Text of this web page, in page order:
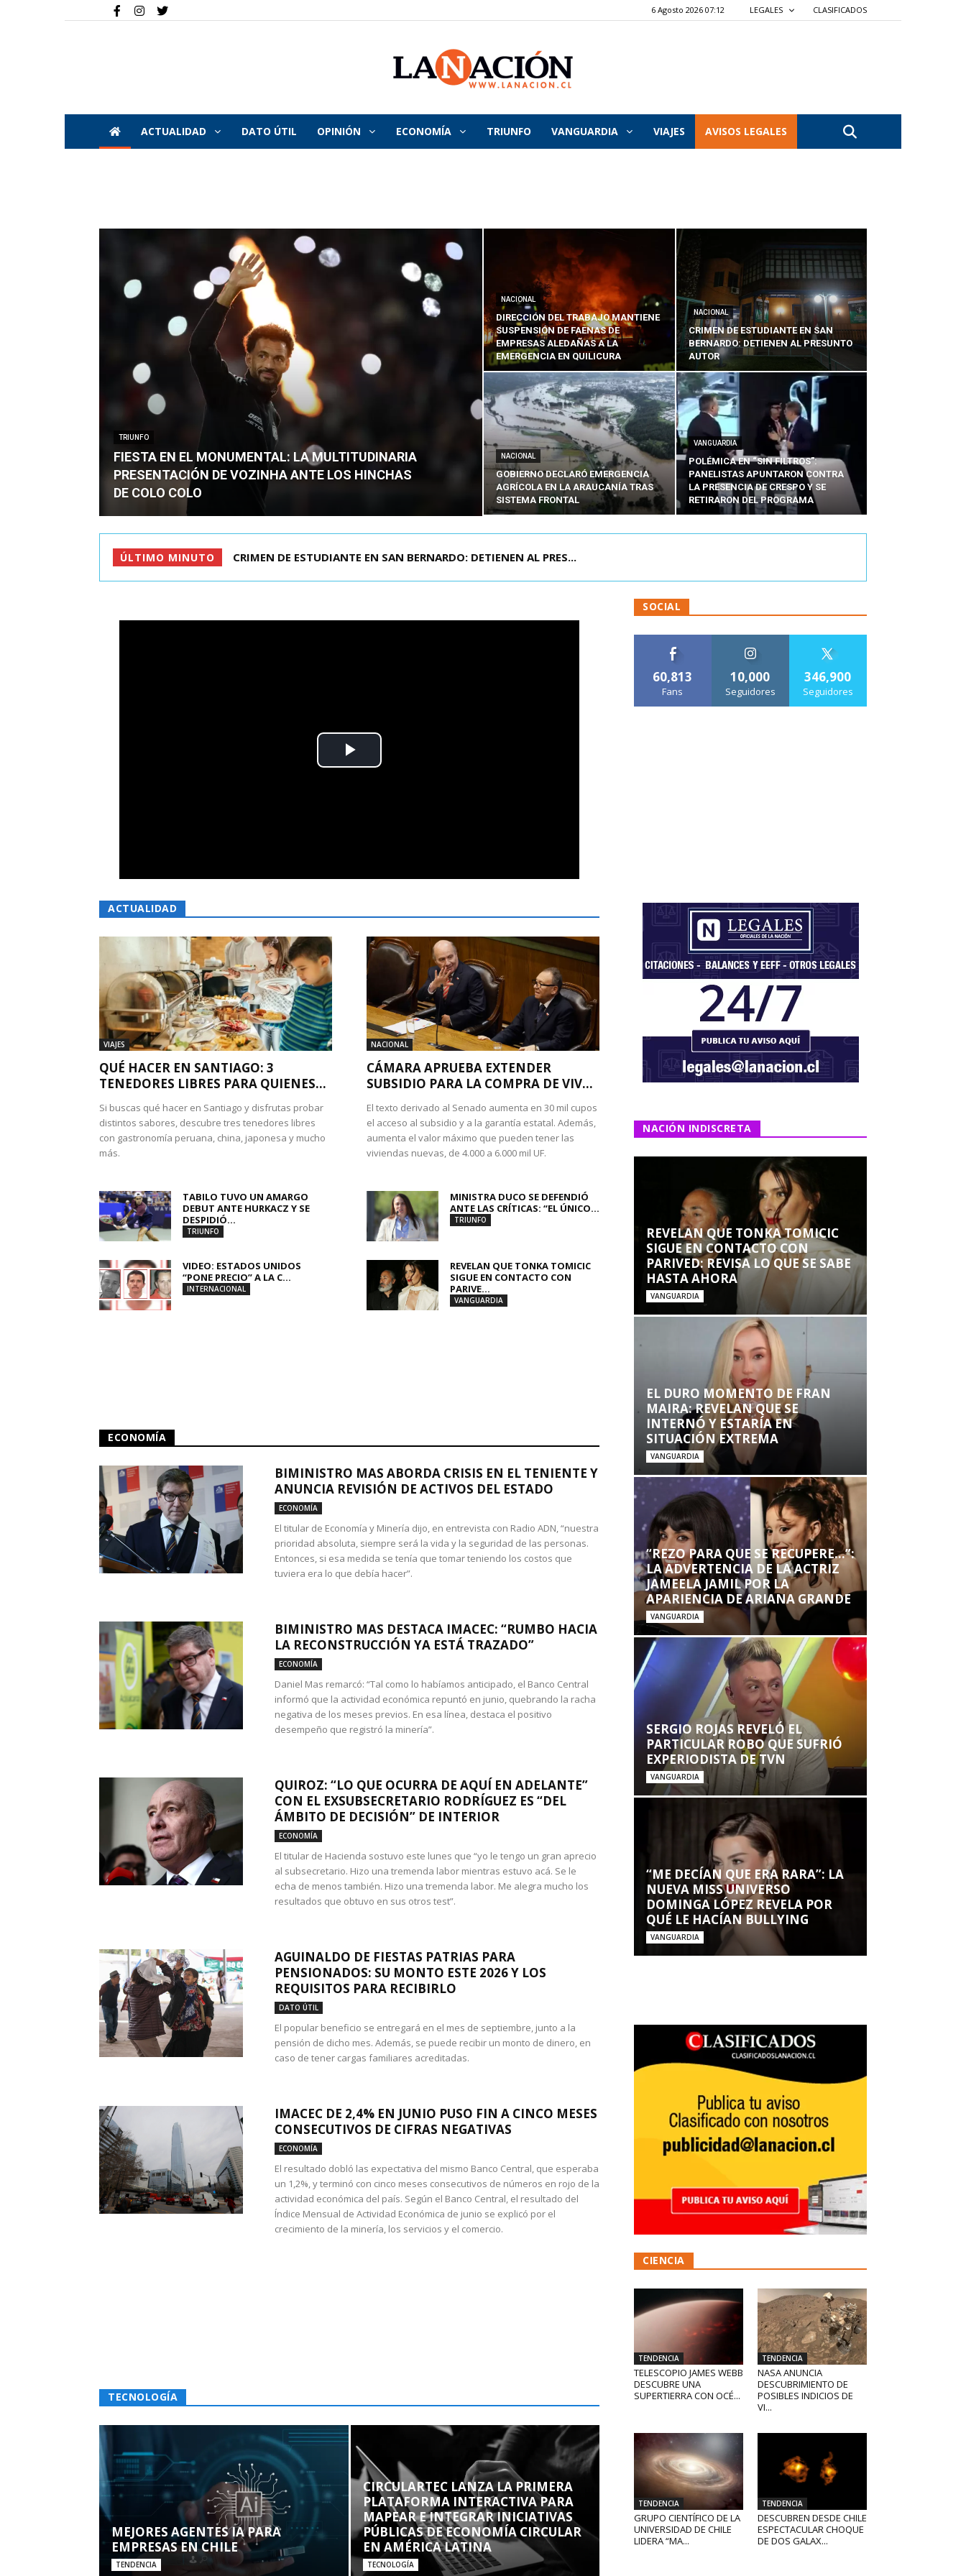
6 Agosto 2026 07:12 LEGALES CLASIFICADOS
La
Nación
ACTUALIDAD DATO ÚTIL OPINIÓN ECONOMÍA TRIUNFO VANGUARDIA VIAJES AVISOS LEGALES
TRIUNFO
FIESTA EN EL MONUMENTAL: LA MULTITUDINARIA
PRESENTACIÓN DE VOZINHA ANTE LOS HINCHAS
DE COLO COLO
NACIONAL
DIRECCIÓN DEL TRABAJO MANTIENE
SUSPENSIÓN DE FAENAS DE
EMPRESAS ALEDAÑAS A LA
EMERGENCIA EN QUILICURA
NACIONAL
CRIMEN DE ESTUDIANTE EN SAN
BERNARDO: DETIENEN AL PRESUNTO
AUTOR
NACIONAL
GOBIERNO DECLARÓ EMERGENCIA
AGRÍCOLA EN LA ARAUCANÍA TRAS
SISTEMA FRONTAL
VANGUARDIA
POLÉMICA EN “SIN FILTROS”:
PANELISTAS APUNTARON CONTRA
LA PRESENCIA DE CRESPO Y SE
RETIRARON DEL PROGRAMA
ÚLTIMO MINUTO CRIMEN DE ESTUDIANTE EN SAN BERNARDO: DETIENEN AL PRES...
ACTUALIDAD
VIAJES
QUÉ HACER EN SANTIAGO: 3
TENEDORES LIBRES PARA QUIENES...
Si buscas qué hacer en Santiago y disfrutas probar
distintos sabores, descubre tres tenedores libres
con gastronomía peruana, china, japonesa y mucho
más.
NACIONAL
CÁMARA APRUEBA EXTENDER
SUBSIDIO PARA LA COMPRA DE VIV...
El texto derivado al Senado aumenta en 30 mil cupos
el acceso al subsidio y a la garantía estatal. Además,
aumenta el valor máximo que pueden tener las
viviendas nuevas, de 4.000 a 6.000 mil UF.
TABILO TUVO UN AMARGO
DEBUT ANTE HURKACZ Y SE
DESPIDIÓ...
TRIUNFO
MINISTRA DUCO SE DEFENDIÓ
ANTE LAS CRÍTICAS: “EL ÚNICO...
TRIUNFO
VIDEO: ESTADOS UNIDOS
“PONE PRECIO” A LA C...
INTERNACIONAL
REVELAN QUE TONKA TOMICIC
SIGUE EN CONTACTO CON
PARIVE...
VANGUARDIA
ECONOMÍA
BIMINISTRO MAS ABORDA CRISIS EN EL TENIENTE Y
ANUNCIA REVISIÓN DE ACTIVOS DEL ESTADO
ECONOMÍA
El titular de Economía y Minería dijo, en entrevista con Radio ADN, “nuestra
prioridad absoluta, siempre será la vida y la seguridad de las personas.
Entonces, si esa medida se tenía que tomar teniendo los costos que
tuviera era lo que debía hacer”.
BIMINISTRO MAS DESTACA IMACEC: “RUMBO HACIA
LA RECONSTRUCCIÓN YA ESTÁ TRAZADO”
ECONOMÍA
Daniel Mas remarcó: “Tal como lo habíamos anticipado, el Banco Central
informó que la actividad económica repuntó en junio, quebrando la racha
negativa de los meses previos. En esa línea, destaca el positivo
desempeño que registró la minería”.
QUIROZ: “LO QUE OCURRA DE AQUÍ EN ADELANTE”
CON EL EXSUBSECRETARIO RODRÍGUEZ ES “DEL
ÁMBITO DE DECISIÓN” DE INTERIOR
ECONOMÍA
El titular de Hacienda sostuvo este lunes que “yo le tengo un gran aprecio
al subsecretario. Hizo una tremenda labor mientras estuvo acá. Se le
echa de menos también. Hizo una tremenda labor. Me alegra mucho los
resultados que obtuvo en sus otros test”.
AGUINALDO DE FIESTAS PATRIAS PARA
PENSIONADOS: SU MONTO ESTE 2026 Y LOS
REQUISITOS PARA RECIBIRLO
DATO ÚTIL
El popular beneficio se entregará en el mes de septiembre, junto a la
pensión de dicho mes. Además, se puede recibir un monto de dinero, en
caso de tener cargas familiares acreditadas.
IMACEC DE 2,4% EN JUNIO PUSO FIN A CINCO MESES
CONSECUTIVOS DE CIFRAS NEGATIVAS
ECONOMÍA
El resultado dobló las expectativa del mismo Banco Central, que esperaba
un 1,2%, y terminó con cinco meses consecutivos de números en rojo de la
actividad económica del país. Según el Banco Central, el resultado del
Índice Mensual de Actividad Económica de junio se explicó por el
crecimiento de la minería, los servicios y el comercio.
TECNOLOGÍA
MEJORES AGENTES IA PARA
EMPRESAS EN CHILE
TENDENCIA
CIRCULARTEC LANZA LA PRIMERA
PLATAFORMA INTERACTIVA PARA
MAPEAR E INTEGRAR INICIATIVAS
PÚBLICAS DE ECONOMÍA CIRCULAR
EN AMÉRICA LATINA
TECNOLOGÍA
SOCIAL
60,813
Fans
10,000
Seguidores
346,900
Seguidores
NACIÓN INDISCRETA
REVELAN QUE TONKA TOMICIC
SIGUE EN CONTACTO CON
PARIVED: REVISA LO QUE SE SABE
HASTA AHORA
VANGUARDIA
EL DURO MOMENTO DE FRAN
MAIRA: REVELAN QUE SE
INTERNÓ Y ESTARÍA EN
SITUACIÓN EXTREMA
VANGUARDIA
“REZO PARA QUE SE RECUPERE…”:
LA ADVERTENCIA DE LA ACTRIZ
JAMEELA JAMIL POR LA
APARIENCIA DE ARIANA GRANDE
VANGUARDIA
SERGIO ROJAS REVELÓ EL
PARTICULAR ROBO QUE SUFRIÓ
EXPERIODISTA DE TVN
VANGUARDIA
“ME DECÍAN QUE ERA RARA”: LA
NUEVA MISS UNIVERSO
DOMINGA LÓPEZ REVELA POR
QUÉ LE HACÍAN BULLYING
VANGUARDIA
CIENCIA
TENDENCIA
TELESCOPIO JAMES WEBB
DESCUBRE UNA
SUPERTIERRA CON OCÉ...
TENDENCIA
NASA ANUNCIA
DESCUBRIMIENTO DE
POSIBLES INDICIOS DE
VI...
TENDENCIA
GRUPO CIENTÍFICO DE LA
UNIVERSIDAD DE CHILE
LIDERA “MA...
TENDENCIA
DESCUBREN DESDE CHILE
ESPECTACULAR CHOQUE
DE DOS GALAX...